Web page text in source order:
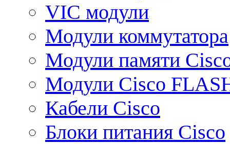
VIC модули
Модули коммутатора
Модули памяти
Модули Cisco
Кабели Cisco
Блоки питания Cisco